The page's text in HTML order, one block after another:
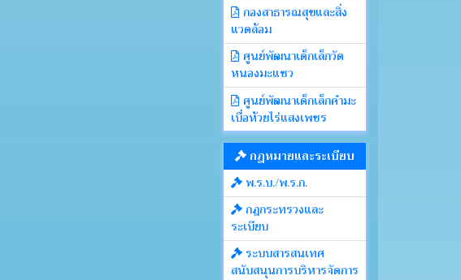
กองสาธารณสุขและสิ่ง
แวดล้อม
ศูนย์พัฒนาเด็กเล็กวัด
หนองมะแซว
ศูนย์พัฒนาเด็กเล็กคำมะ
เบื่อห้วยไร่แสงเพชร
กฎหมายและระเบียบ
พ.ร.บ./พ.ร.ก.
กฎกระทรวงและ
ระเบียบ
ระบบสารสนเทศ
สนับสนุนการบริหารจัดการ